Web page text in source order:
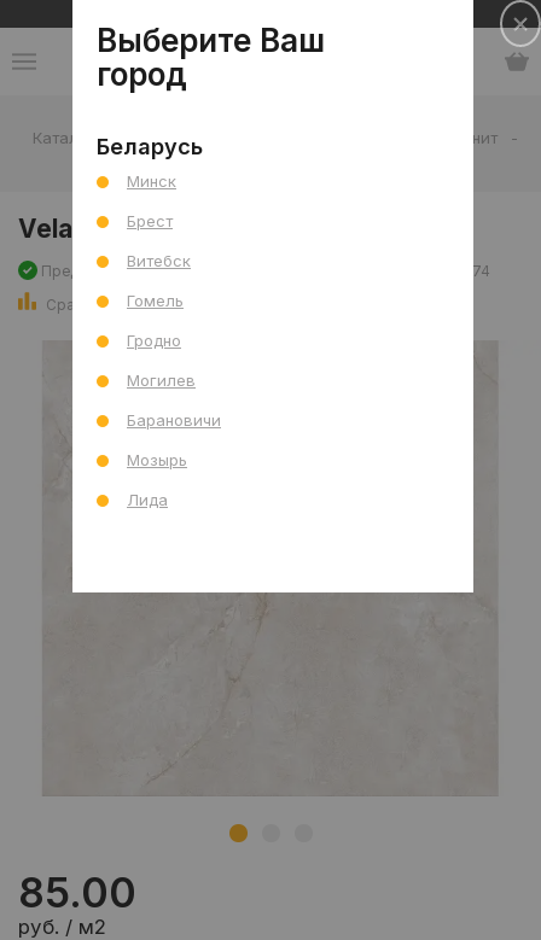
Каталог - Керамогранит
-
Velamo Beige Mat (CRV) R 90x90
Velamo Beige Mat (CRV) R 90x90
Предзаказ, поступление: 30.08.2026 Артикул: 0000029474
Сравнить
85.00
руб. / м2
Выберите Ваш
город
Беларусь
Минск
Брест
Витебск
Гомель
Гродно
Могилев
Барановичи
Мозырь
Лида